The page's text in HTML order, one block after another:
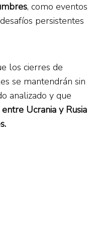
, como eventos
persistentes
los cierres de
se mantendrán sin
analizado y que
entre Ucrania y Rusia